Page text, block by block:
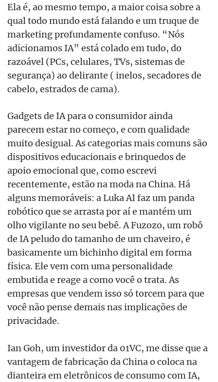
Ela é, ao mesmo tempo, a maior coisa sobre a
qual todo mundo está falando e um truque de
marketing profundamente confuso. “Nós
adicionamos IA” está colado em tudo, do
razoável (PCs, celulares, TVs, sistemas de
segurança) ao delirante ( inelos, secadores de
cabelo, estrados de cama).
Gadgets de IA para o consumidor ainda
parecem estar no começo, e com qualidade
muito desigual. As categorias mais comuns são
dispositivos educacionais e brinquedos de
apoio emocional que, como escrevi
recentemente, estão na moda na China. Há
alguns memoráveis: a Luka AI faz um panda
robótico que se arrasta por aí e mantém um
olho vigilante no seu bebê. A Fuzozo, um robô
de IA peludo do tamanho de um chaveiro, é
basicamente um bichinho digital em forma
física. Ele vem com uma personalidade
embutida e reage a como você o trata. As
empresas que vendem isso só torcem para que
você não pense demais nas implicações de
privacidade.
Ian Goh, um investidor da 01VC, me disse que a
vantagem de fabricação da China o coloca na
dianteira em eletrônicos de consumo com IA,